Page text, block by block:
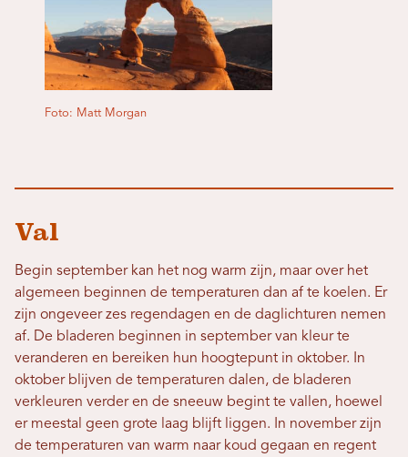
Foto: Matt Morgan
Val
Begin september kan het nog warm zijn, maar over het
algemeen beginnen de temperaturen dan af te koelen. Er
zijn ongeveer zes regendagen en de daglichturen nemen
af. De bladeren beginnen in september van kleur te
veranderen en bereiken hun hoogtepunt in oktober. In
oktober blijven de temperaturen dalen, de bladeren
verkleuren verder en de sneeuw begint te vallen, hoewel
er meestal geen grote laag blijft liggen. In november zijn
de temperaturen van warm naar koud gegaan en regent